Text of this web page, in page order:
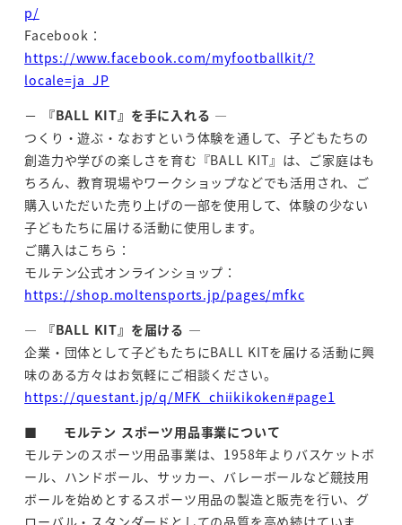
p/
Facebook：
https://www.facebook.com/myfootballkit/?
locale=ja_JP
－ 『BALL KIT』を手に入れる ―
つくり・遊ぶ・なおすという体験を通して、子どもたちの
創造力や学びの楽しさを育む『BALL KIT』は、ご家庭はも
ちろん、教育現場やワークショップなどでも活用され、ご
購入いただいた売り上げの一部を使用して、体験の少ない
子どもたちに届ける活動に使用します。
ご購入はこちら：
モルテン公式オンラインショップ：
https://shop.moltensports.jp/pages/mfkc
― 『BALL KIT』を届ける ―
企業・団体として子どもたちにBALL KITを届ける活動に興
味のある方々はお気軽にご相談ください。
https://questant.jp/q/MFK_chiikikoken#page1
■ モルテン スポーツ用品事業について
モルテンのスポーツ用品事業は、1958年よりバスケットボ
ール、ハンドボール、サッカー、バレーボールなど競技用
ボールを始めとするスポーツ用品の製造と販売を行い、グ
ローバル・スタンダードとしての品質を高め続けていま